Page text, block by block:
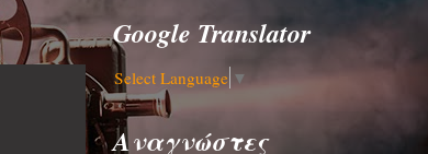
Google Translator
Select Language ▼
Αναγνώστες